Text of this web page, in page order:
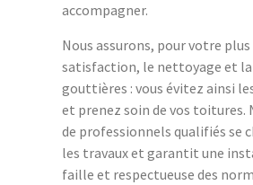
accompagner.
Nous assurons, pour votre
satisfaction, le nettoyage et la
gouttières : vous évitez ainsi
et prenez soin de vos toitures.
de professionnels qualifiés se
les travaux et garantit une
faille et respectueuse des